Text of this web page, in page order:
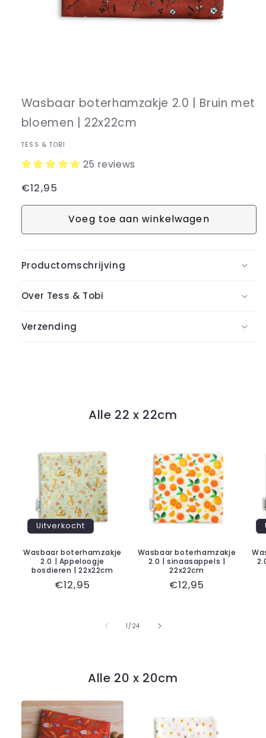
modaal
Wasbaar boterhamzakje 2.0 | Bruin met
bloemen | 22x22cm
TESS & TOBI
25 reviews
Normale
prijs
€12,95
Voeg toe aan winkelwagen
Productomschrijving
Over Tess & Tobi
Verzending
Alle 22 x 22cm
Uitverkocht
Wasbaar boterhamzakje
2.0 | Appeloogje
bosdieren | 22x22cm
Normale
€12,95
Wasbaar boterhamzakje
2.0 | sinaasappels |
22x22cm
Normale
€12,95
1 /van
24
Alle 20 x 20cm